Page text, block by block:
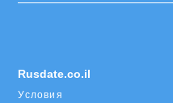
Rusdate.co.il
Условия